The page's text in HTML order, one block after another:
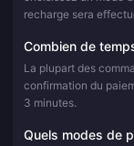
recharge sera
Combien de
La plupart des
confirmation du
3 minutes.
Quels modes de